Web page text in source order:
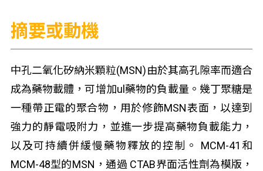
摘要或動機
中孔二氧化矽納米顆粒(MSN)由於其高孔隙率而適合
成為藥物載體，可增加ul藥物的負載量。幾丁聚糖是
一種帶正電的聚合物，用於修飾MSN表面，以達到
強力的靜電吸附力，並進一步提高藥物負載能力，
以及可持續併緩慢藥物釋放的控制。 MCM-41和
MCM-48型的MSN，通過 CTAB界面活性劑為模版，